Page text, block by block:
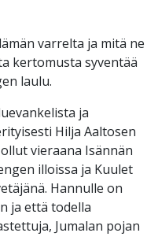
varrelta ja mitä ne
kertomusta syventää
laulu.
ja
Hilja Aaltosen
vieraana Isännän
illoissa ja Kuulet
Hannulle on
ja että todella
Jumalan pojan